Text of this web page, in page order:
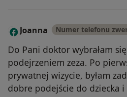
J Joanna Numer telefonu
Do Pani doktor wybrałam
podejrzeniem zeza. Po
prywatnej wizycie, byłam
dobre podejście do dziecka i